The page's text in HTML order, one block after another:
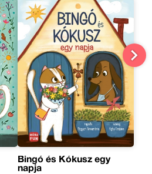
Bingó és Kókusz egy
napja